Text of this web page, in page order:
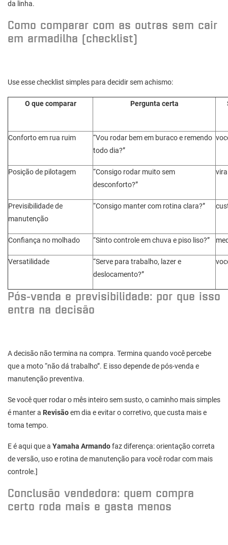
da linha.
Como comparar com as outras sem cair
em armadilha (checklist)
Use esse checklist simples para decidir sem achismo:
O que comparar Pergunta certa
Conforto em rua ruim
“Vou rodar bem em buraco e remendo
todo dia?”
Posição de pilotagem
“Consigo rodar muito sem
desconforto?”
Previsibilidade de
manutenção
“Consigo manter com rotina clara?”
Confiança no molhado “Sinto controle em chuva e piso liso?”
Versatilidade
“Serve para trabalho, lazer e
deslocamento?”
Pós-venda e previsibilidade: por que isso
entra na decisão
A decisão não termina na compra. Termina quando você percebe
que a moto “não dá trabalho”. E isso depende de pós-venda e
manutenção preventiva.
Se você quer rodar o mês inteiro sem susto, o caminho mais simples
é manter a Revisãoem dia e evitar o corretivo, que custa mais e
toma tempo.
E é aqui que a Yamaha Armandofaz diferença: orientação correta
de versão, uso e rotina de manutenção para você rodar com mais
controle.]
Conclusão vendedora: quem compra
certo roda mais e gasta menos